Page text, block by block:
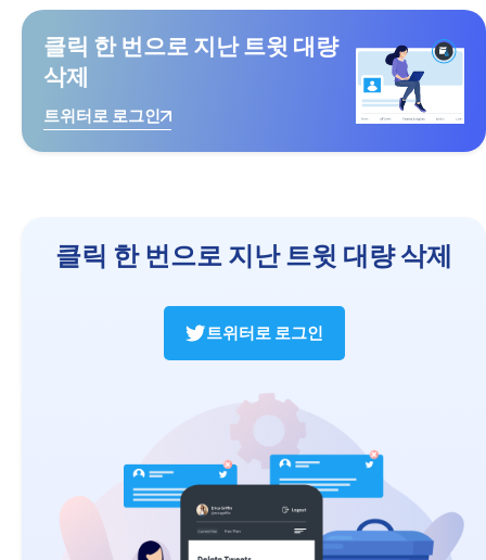
클릭 한 번으로 지난 트윗 대량
삭제
트위터로 로그인
클릭 한 번으로 지난 트윗 대량 삭제
트위터로 로그인